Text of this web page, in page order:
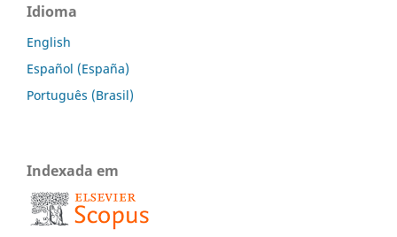
Idioma
English
Español (España)
Português (Brasil)
Indexada em